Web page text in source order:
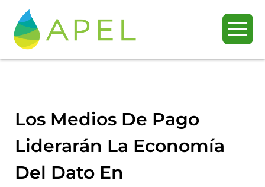
Los Medios De Pago
Liderarán La Economía
Del Dato En